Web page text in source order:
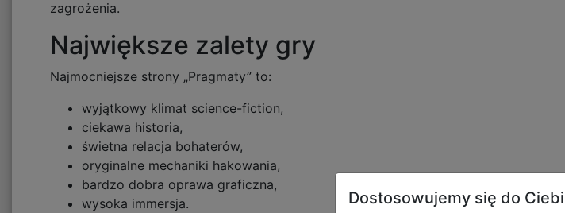
zagrożenia.
Największe zalety gry
Najmocniejsze strony „Pragmaty” to:
wyjątkowy klimat science-fiction,
ciekawa historia,
świetna relacja bohaterów,
oryginalne mechaniki hakowania,
bardzo dobra oprawa graficzna,
wysoka immersja.
Dostosowujemy się do